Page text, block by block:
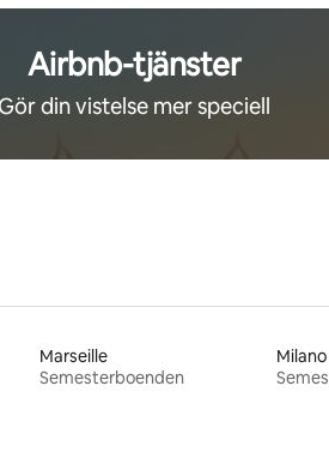
Airbnb-tjänster
Gör din vistelse mer speciell
Marseille
Semesterboenden
Milano